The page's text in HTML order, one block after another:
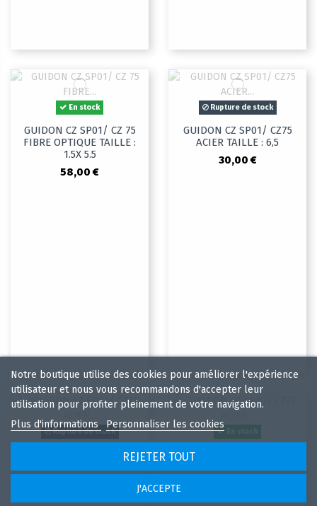
En stock
GUIDON CZ SP01/ CZ 75
FIBRE OPTIQUE TAILLE :
1.5X 5.5
58,00 €
Rupture de stock
GUIDON CZ SP01/ CZ75
ACIER TAILLE : 6,5
30,00 €
Rupture de stock
GUIDON CZ SP01/ CZ75
GUIDON CZ SP01/ CZ75
Notre boutique utilise des cookies pour améliorer l'expérience
utilisateur et nous vous recommandons d'accepter leur
utilisation pour profiter pleinement de votre navigation.
Plus d'informations
Personnaliser les cookies
REJETER TOUT
J'ACCEPTE